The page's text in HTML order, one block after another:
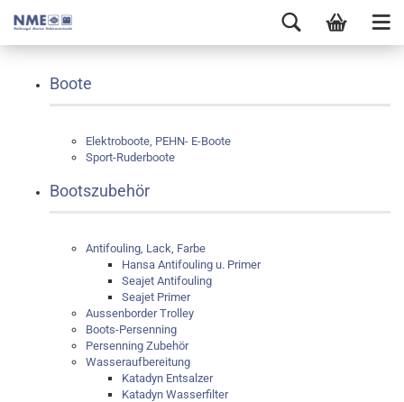
Boote
Elektroboote, PEHN- E-Boote
Sport-Ruderboote
Bootszubehör
Antifouling, Lack, Farbe
Hansa Antifouling u. Primer
Seajet Antifouling
Seajet Primer
Aussenborder Trolley
Boots-Persenning
Persenning Zubehör
Wasseraufbereitung
Katadyn Entsalzer
Katadyn Wasserfilter